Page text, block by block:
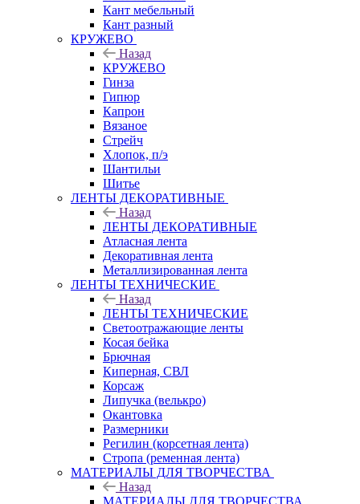
Кант мебельный
Кант разный
КРУЖЕВО
Назад
КРУЖЕВО
Гинза
Гипюр
Капрон
Вязаное
Стрейч
Хлопок, п/э
Шантильи
Шитье
ЛЕНТЫ ДЕКОРАТИВНЫЕ
Назад
ЛЕНТЫ ДЕКОРАТИВНЫЕ
Атласная лента
Декоративная лента
Металлизированная лента
ЛЕНТЫ ТЕХНИЧЕСКИЕ
Назад
ЛЕНТЫ ТЕХНИЧЕСКИЕ
Светоотражающие ленты
Косая бейка
Брючная
Киперная, СВЛ
Корсаж
Липучка (велькро)
Окантовка
Размерники
Регилин (корсетная лента)
Стропа (ременная лента)
МАТЕРИАЛЫ ДЛЯ ТВОРЧЕСТВА
Назад
МАТЕРИАЛЫ ДЛЯ ТВОРЧЕСТВА